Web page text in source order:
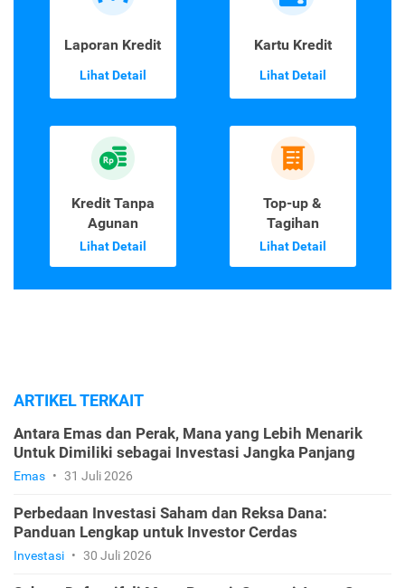
Laporan Kredit
Lihat Detail
Kartu Kredit
Lihat Detail
Kredit Tanpa
Agunan
Lihat Detail
Top-up &
Tagihan
Lihat Detail
ARTIKEL TERKAIT
Antara Emas dan Perak, Mana yang Lebih Menarik
Untuk Dimiliki sebagai Investasi Jangka Panjang
Emas • 31 Juli 2026
Perbedaan Investasi Saham dan Reksa Dana:
Panduan Lengkap untuk Investor Cerdas
Investasi • 30 Juli 2026